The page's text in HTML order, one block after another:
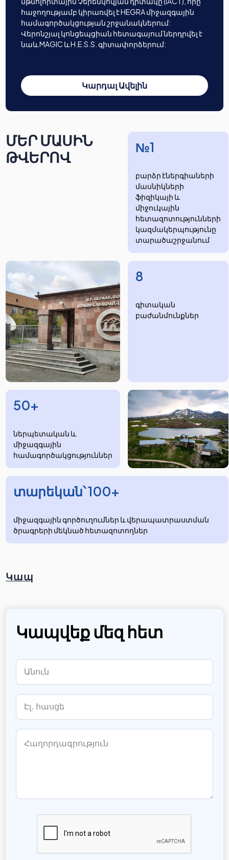
հաջողությամբ կիրառվել է HEGRA միջազգային
համագործակցության շրջանակներում:
Վերոնշյալ կոնցեպցիան հետագայում ներդրվել է
նաև MAGIC և H.E.S.S. գիտափորձերում:
Կարդալ Ավելին
ՄԵՐ ՄԱՍԻՆ
ԹՎԵՐՈՎ
№1
բարձր էներգիաների
մասնիկների
ֆիզիկայի և
միջուկային
հետազոտությունների
​​​​կազմակերպությունը
տարածաշրջանում
8
​​​գիտական
բաժանմունքներ
50+
ներպետական և
միջազգային
համագործակցություններ
տարեկան՝ 100+
միջազգային գործուղումներ և վերապատրաստման
ծրագրերի մեկնած հետազոտողներ
Կապ
Կապվեք մեզ հետ